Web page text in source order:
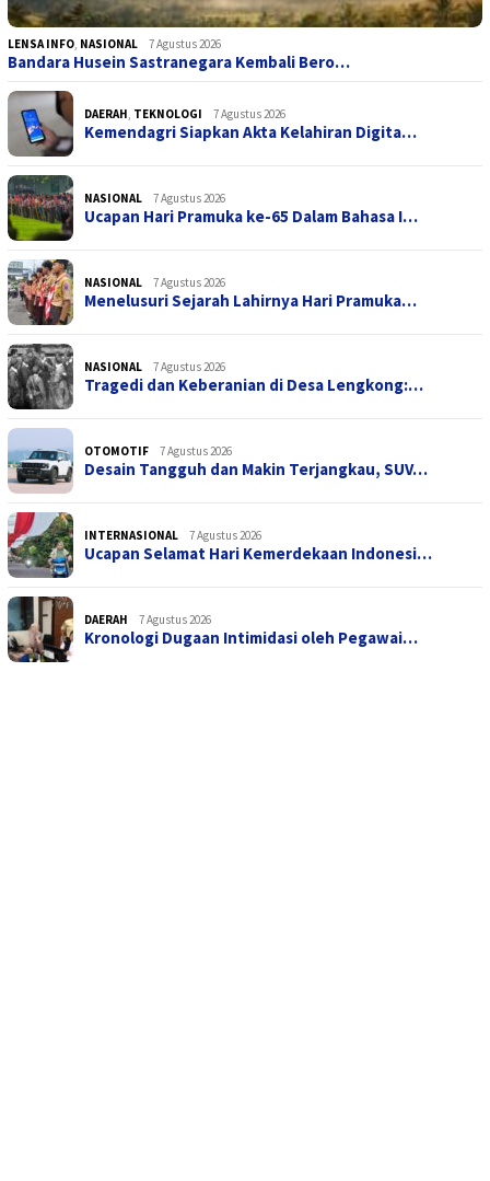
LENSA INFO NASIONAL 7 Agustus 2026
Bandara Husein Sastranegara Kembali Bero…
DAERAH TEKNOLOGI 7 Agustus 2026
Kemendagri Siapkan Akta Kelahiran Digita…
NASIONAL 7 Agustus 2026
Ucapan Hari Pramuka ke-65 Dalam Bahasa I…
NASIONAL 7 Agustus 2026
Menelusuri Sejarah Lahirnya Hari Pramuka…
NASIONAL 7 Agustus 2026
Tragedi dan Keberanian di Desa Lengkong:…
OTOMOTIF 7 Agustus 2026
Desain Tangguh dan Makin Terjangkau, SUV…
INTERNASIONAL 7 Agustus 2026
Ucapan Selamat Hari Kemerdekaan Indonesi…
DAERAH 7 Agustus 2026
Kronologi Dugaan Intimidasi oleh Pegawai…